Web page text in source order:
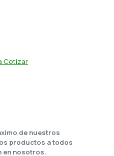
Cotizar
de nuestros
productos a todos
en nosotros.